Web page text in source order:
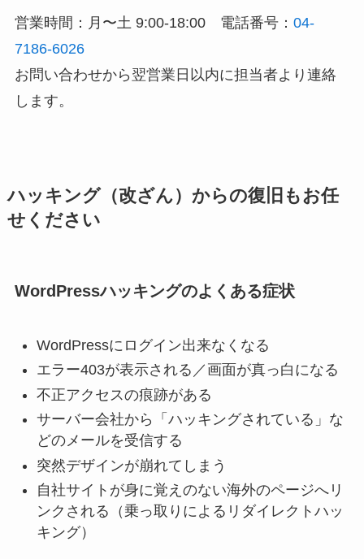
営業時間：月〜土 9:00-18:00 電話番号： 04-
7186-6026
お問い合わせから翌営業日以内に担当者より連絡
します。
ハッキング（改ざん）からの復旧もお任
せください
WordPressハッキングのよくある症状
WordPressにログイン出来なくなる
エラー403が表示される／画面が真っ白になる
不正アクセスの痕跡がある
サーバー会社から「ハッキングされている」な
どのメールを受信する
突然デザインが崩れてしまう
自社サイトが身に覚えのない海外のページへリ
ンクされる（乗っ取りによるリダイレクトハッ
キング）